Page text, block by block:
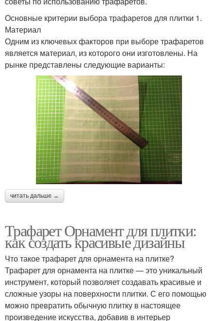
Основные критерии выбора трафаретов для плитки 1.
Материал
Одним из ключевых факторов при выборе трафаретов
является материал, из которого они изготовлены. На
рынке представлены следующие варианты:
читать дальше →
Трафарет Орнамент для плитки:
как создать красивые дизайны
Что такое трафарет для орнамента на плитке?
Трафарет для орнамента на плитке — это уникальный
инструмент, который позволяет создавать красивые и
сложные узоры на поверхности плитки. С его помощью
можно превратить обычную плитку в настоящее
произведение искусства, добавив в интерьер